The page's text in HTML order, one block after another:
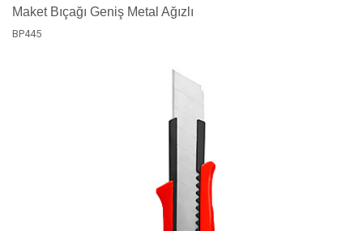
Maket Bıçağı Geniş Metal Ağızlı
BP445